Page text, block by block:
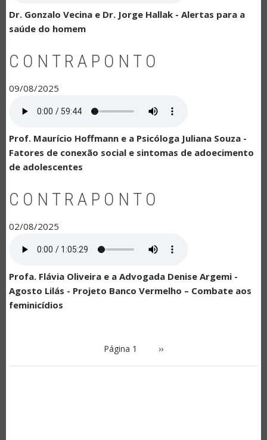
Dr. Gonzalo Vecina e Dr. Jorge Hallak - Alertas para a
saúde do homem
CONTRAPONTO
09/08/2025
Prof. Maurício Hoffmann e a Psicóloga Juliana Souza -
Fatores de conexão social e sintomas de adoecimento
de adolescentes
CONTRAPONTO
02/08/2025
Profa. Flávia Oliveira e a Advogada Denise Argemi -
Agosto Lilás - Projeto Banco Vermelho – Combate aos
feminicídios
Página 1 Próxima
››